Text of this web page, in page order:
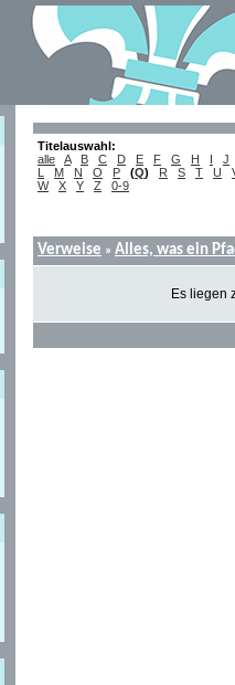
Titelauswahl:
alle
A B C D E F G H I
J
L
M N O P (Q) R S T U
W
X Y Z 0-9
Verweise » Alles, was ein
Es liegen